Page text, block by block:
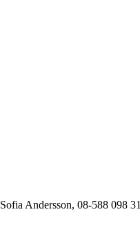
Sofia Andersson, 08-588 098 31